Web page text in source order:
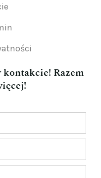
kontakcie! Razem